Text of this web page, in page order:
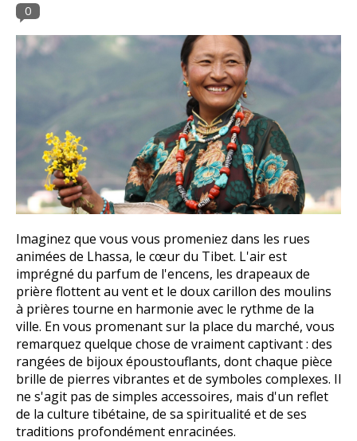
0
Imaginez que vous vous promeniez dans les rues
animées de Lhassa, le cœur du Tibet. L'air est
imprégné du parfum de l'encens, les drapeaux de
prière flottent au vent et le doux carillon des moulins
à prières tourne en harmonie avec le rythme de la
ville. En vous promenant sur la place du marché, vous
remarquez quelque chose de vraiment captivant : des
rangées de bijoux époustouflants, dont chaque pièce
brille de pierres vibrantes et de symboles complexes. Il
ne s'agit pas de simples accessoires, mais d'un reflet
de la culture tibétaine, de sa spiritualité et de ses
traditions profondément enracinées.